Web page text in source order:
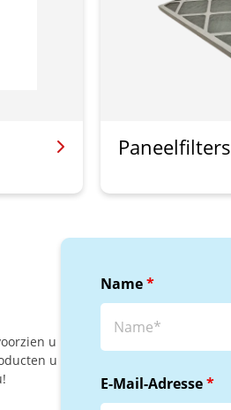
Paneelfilters
u
u
Name*
E-Mail-Adresse*